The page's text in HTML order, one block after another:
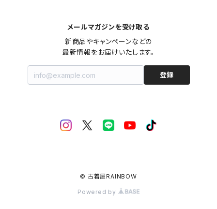
メールマガジンを受け取る
新商品やキャンペーンなどの
最新情報をお届けいたします。
登録
© 古着屋RAINBOW
Powered by